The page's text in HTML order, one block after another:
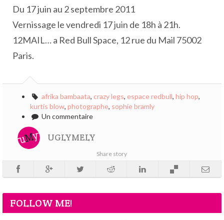
Du 17 juin au 2 septembre 2011
Vernissage le vendredi 17 juin de 18h à 21h.
12MAIL… a Red Bull Space, 12 rue du Mail 75002
Paris.
afrika bambaata, crazy legs, espace redbull, hip hop,
kurtis blow, photographe, sophie bramly
Un commentaire
UGLYMELY
Share story
FOLLOW ME!